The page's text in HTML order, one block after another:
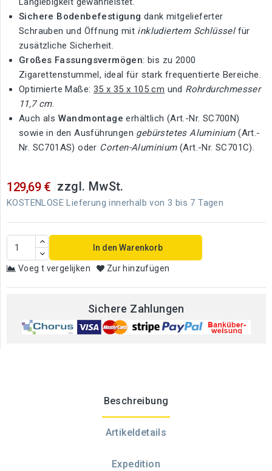
Sichere Bodenbefestigung dank mitgelieferter
Schrauben und Öffnung mit inkludiertem Schlüsselfür
zusätzliche Sicherheit.
Großes Fassungsvermögen: bis zu 2000
Zigarettenstummel, ideal für stark frequentierte Bereiche.
Optimierte Maße: 35 x 35 x 105 cm und Rohrdurchmesser
11,7 cm.
Auch als Wandmontage erhältlich (Art.-Nr. SC700N)
sowie in den Ausführungen gebürstetes Aluminium(Art.-
Nr. SC701AS) oder Corten-Aluminium(Art.-Nr. SC701C).
129,69 € zzgl. MwSt.
KOSTENLOSE Lieferung innerhalb von 3 bis 7 Tagen
In den Warenkorb
Voeg t vergelijken Zur hinzufügen
Sichere Zahlungen
Beschreibung
Artikeldetails
Expedition